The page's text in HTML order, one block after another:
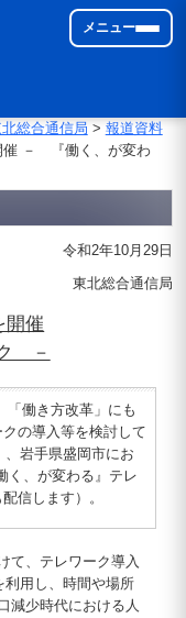
メニュー
総合通信局 > 報道資料
催 － 『働く、が変わ
令和2年10月29日
東北総合通信局
開催
－
働き方改革」にも
の導入等を検討して
、岩手県盛岡市にお
く、が変わる』テレ
信します）。
て、テレワーク導入
用し、時間や場所
減少時代における人